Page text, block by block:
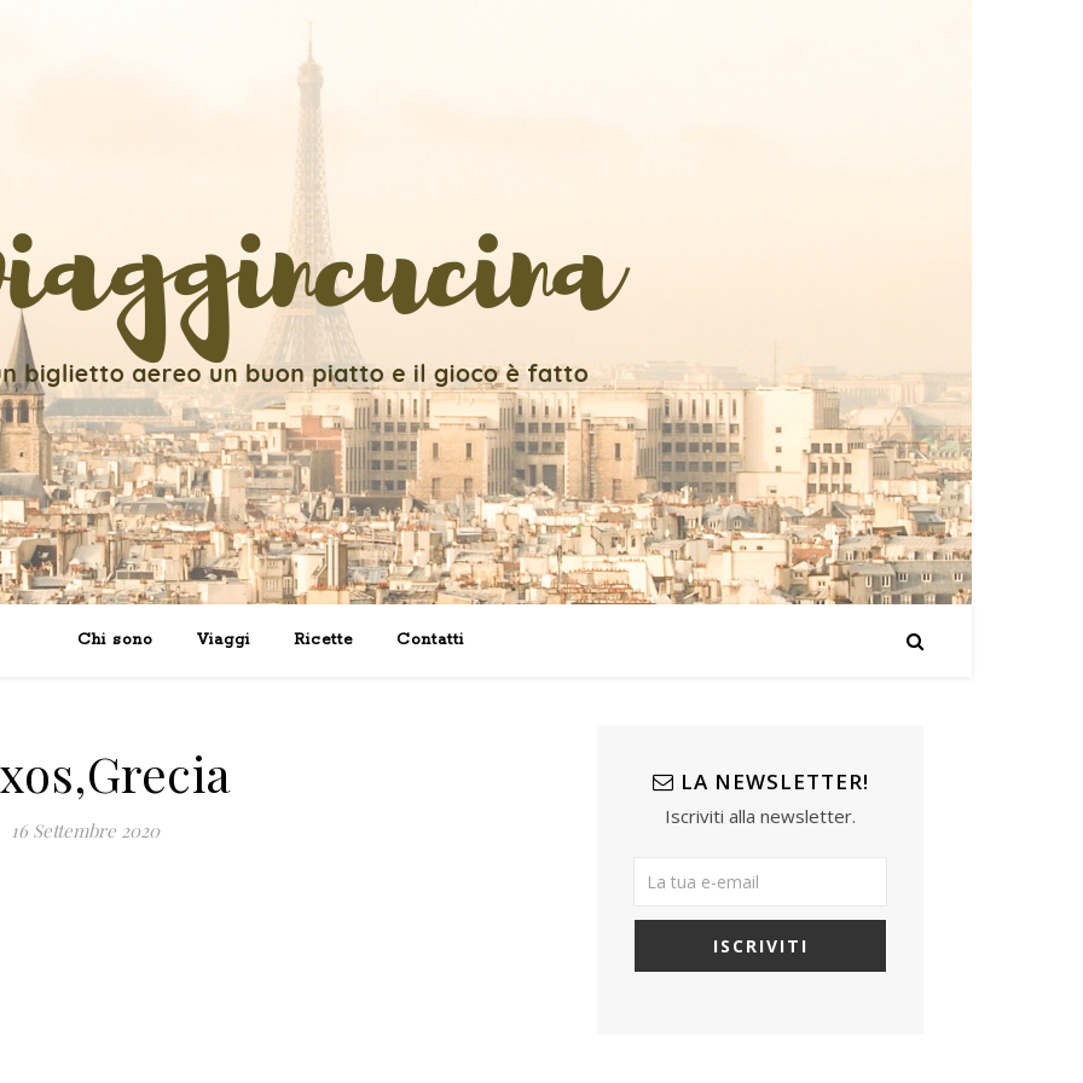
Chi sono Viaggi Ricette Contatti
16 Settembre 2020
LA NEWSLETTER!
Iscriviti alla newsletter.